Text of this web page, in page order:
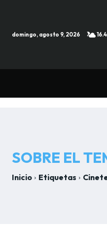
domingo, agosto 9, 2026 16.4
SOBRE EL
Inicio Etiquetas